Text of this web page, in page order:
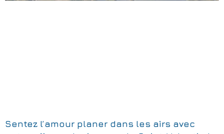
Sentez l’amour planer dans les airs avec